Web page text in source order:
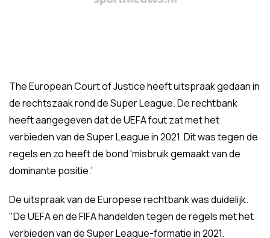
The European Court of Justice heeft uitspraak gedaan in
de rechtszaak rond de Super League. De rechtbank
heeft aangegeven dat de UEFA fout zat met het
verbieden van de Super League in 2021. Dit was tegen de
regels en zo heeft de bond 'misbruik gemaakt van de
dominante positie.'
De uitspraak van de Europese rechtbank was duidelijk.
"De UEFA en de FIFA handelden tegen de regels met het
verbieden van de Super League-formatie in 2021.